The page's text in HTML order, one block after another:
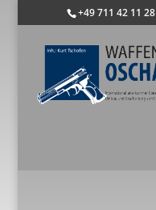
+49 711 42 11 28